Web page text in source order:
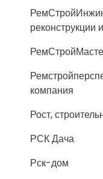
реконструкции
компания
Рост,
РСК Дача
Рск-дом